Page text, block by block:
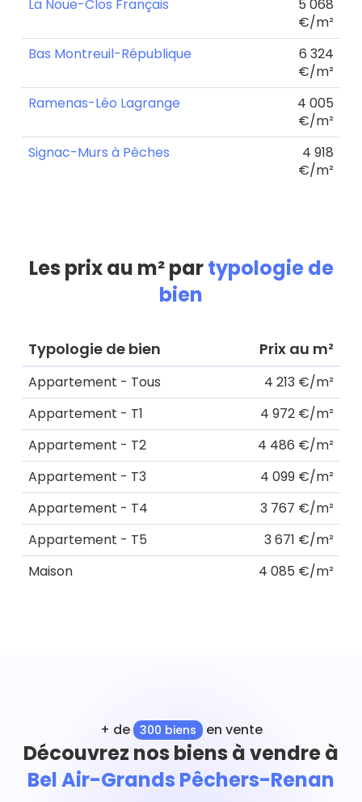
La Noue-Clos Français
5 068
€/m²
Bas Montreuil-République
6 324
€/m²
Ramenas-Léo Lagrange
4 005
€/m²
Signac-Murs à Pêches
4 918
€/m²
Les prix au m² partypologie de
bien
Typologie de bien Prix au m²
Appartement - Tous
4 213 €/m²
Appartement - T1
4 972 €/m²
Appartement - T2
4 486 €/m²
Appartement - T3
4 099 €/m²
Appartement - T4
3 767 €/m²
Appartement - T5
3 671 €/m²
Maison
4 085 €/m²
+ de 300 biens en vente
Découvrez nos biens à vendre à
Bel Air-Grands Pêchers-Renan